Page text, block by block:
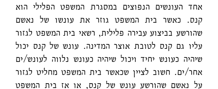
אחד העונשים הנפוצים במסגרת המשפט הפלילי הוא
קנס. כאשר בית המשפט גוזר את עונשו של נאשם
שהורשע בביצוע עבירה פלילית, רשאי בית המשפט לגזור
עליו גם קנס לטובת אוצר המדינה. עונש של קנס יכול
שיהיה כעונש יחיד ויכול שיהיה כעונש נלווה לעונש/ים
אחר/ים. חשוב לציין שכאשר בית המשפט מחליט לגזור
על נאשם שהורשע עונש של קנס, או אז בית המשפט